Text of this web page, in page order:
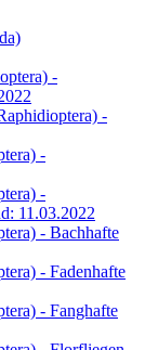
-
-
-
-
11.03.2022
- Bachhafte
- Fadenhafte
- Fanghafte